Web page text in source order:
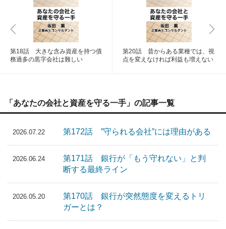
第18話 大きな含み資産を持つ債
務過多の黒字会社は難しい
第20話 昔からある業種では、視
点を変えなければ利益も増えない
「あなたの会社と資産を守る一手」の記事一覧
2026.07.22 第172話 ”守られる会社”には理由がある
2026.06.24
第171話 銀行が「もう守れない」と判
断する最終ライン
2026.05.20
第170話 銀行が突然態度を変えるトリ
ガーとは？